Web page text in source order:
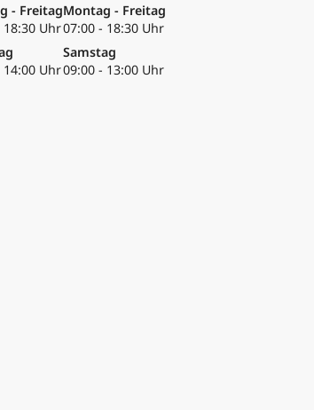
- Freitag
18:30 Uhr
14:00 Uhr
Montag - Freitag
07:00 - 18:30 Uhr
Samstag
09:00 - 13:00 Uhr